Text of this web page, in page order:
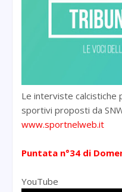
Le interviste
sportivi proposti da
www.sportnelweb.it
Puntata n°34 di
YouTube